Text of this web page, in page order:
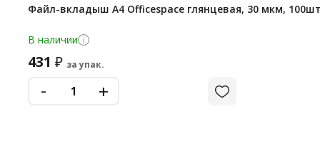
Файл-вкладыш А4 Officespace глянцевая, 30 мкм,
В наличии
431 ₽ за упак.
- +